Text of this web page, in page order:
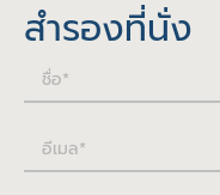
สำรองที่นั่ง